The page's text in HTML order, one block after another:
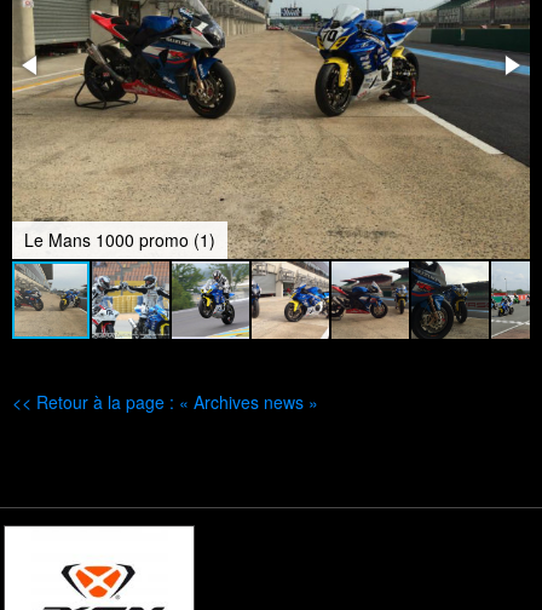
Le Mans 1000 promo (1)
<< Retour à la page : « Archives news »